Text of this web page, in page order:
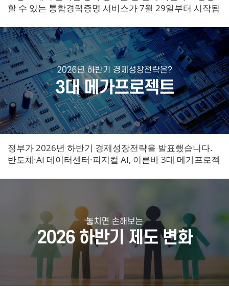
할 수 있는 통합경력증명 서비스가 7월 29일부터 시작됩
해질 전망입니다
정부가 2026년 하반기 경제성장전략을 발표했습니다.
반도체·AI 데이터센터·피지컬 AI, 이른바 3대 메가프로젝